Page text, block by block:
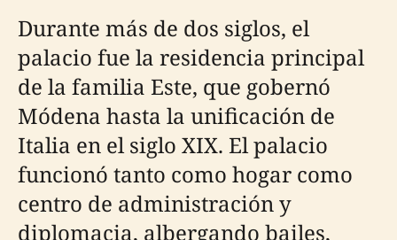
Durante más de dos siglos, el
palacio fue la residencia principal
de la familia Este, que gobernó
Módena hasta la unificación de
Italia en el siglo XIX. El palacio
funcionó tanto como hogar como
centro de administración y
diplomacia, albergando bailes,